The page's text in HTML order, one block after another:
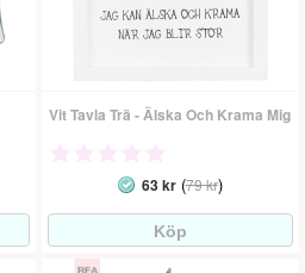
Vit Tavla Trä - Älska Och Krama Mig
63 kr(79 kr)